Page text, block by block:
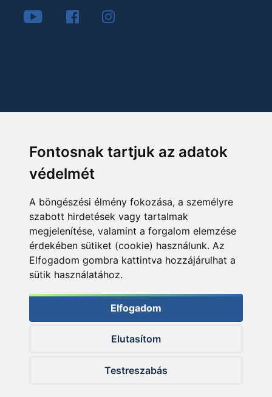
Fontosnak tartjuk az adatok
védelmét
A böngészési élmény fokozása, a személyre
szabott hirdetések vagy tartalmak
megjelenítése, valamint a forgalom elemzése
érdekében sütiket (cookie) használunk. Az
Elfogadom gombra kattintva hozzájárulhat a
sütik használatához.
Elfogadom
Elutasítom
Testreszabás